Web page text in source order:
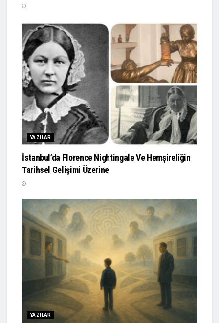
YAZILAR
İstanbul’da Florence Nightingale Ve Hemşireliğin
Tarihsel Gelişimi Üzerine
YAZILAR